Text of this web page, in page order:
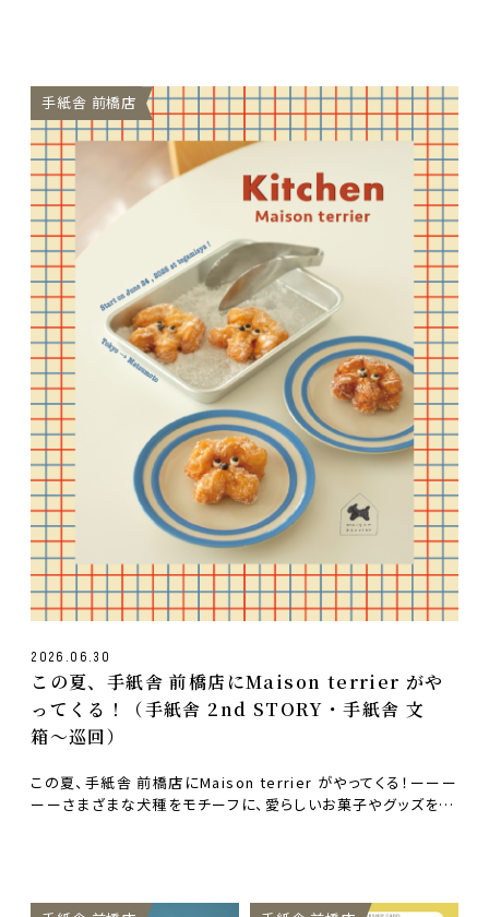
手紙舎 前橋店
2026.06.30
この夏、手紙舎 前橋店にMaison terrier がや
ってくる！（手紙舎 2nd STORY・手紙舎 文
箱〜巡回）
この夏、手紙舎 前橋店にMaison terrier がやってくる！ーーー
ーーさまざまな犬種をモチーフに、愛らしいお菓子やグッズを…